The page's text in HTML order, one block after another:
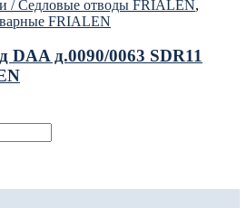
/ Седловые отводы FRIALEN,
FRIALEN
DAA д.0090/0063 SDR11